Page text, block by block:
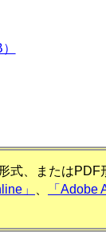
式、または
」 「Adobe